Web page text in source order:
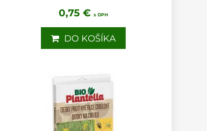
0,75 € s DPH
DO KOŠÍKA